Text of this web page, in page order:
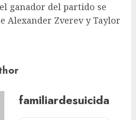
ganador del partido se
Alexander Zverev y Taylor
familiardesuicida